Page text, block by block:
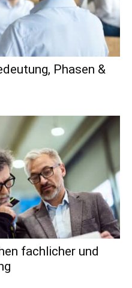
Phasen &
fachlicher und